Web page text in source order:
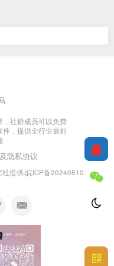
，社群成员可以免费
件，提供全行业最前
隐私协议
社提供.皖ICP备2024051027